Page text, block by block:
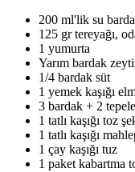
200 ml'lik su
125 gr tereyağı,
1 yumurta
Yarım bardak
1/4 bardak süt
1 yemek kaşığı
3 bardak + 2
1 tatlı kaşığı toz
1 tatlı kaşığı
1 çay kaşığı tuz
1 paket kabartma